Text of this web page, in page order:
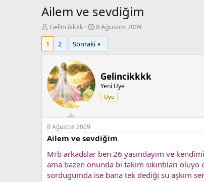
Ailem ve sevdiğim
K
o
b
y
u
b
a
l
a
t
a
n
Gelincikkkk
B
a
l
a
i
h
i
8 Ağustos 2009
1
2 Sonraki
Gelincikkkk
Yeni Üye
Üye
8 Ağustos 2009
Ailem ve sevdiğim
Mrb arkadslar ben 26 yasındayım ve
ama bazen onunda bi takım sıkıntıları
sordugumda ise bana tek dediği su aşkım